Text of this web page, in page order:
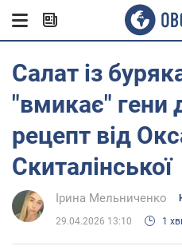
Салат із
"вмикає" гени
рецепт від
Скиталінської
Ірина Мельниченко
29.04.2026 13:10 1